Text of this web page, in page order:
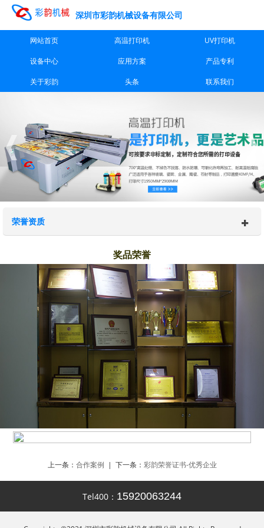
深圳市彩韵机械设备有限公司
网站首页 高温打印机 UV打印机
设备中心 应用方案 产品专利
关于彩韵 头条 联系我们
荣誉资质
奖品荣誉
上一条： 合作案例 | 下一条： 彩韵荣誉证书-优秀企业
Tel400： 15920063244